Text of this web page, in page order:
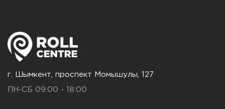
г. Шымкент, проспект Момышулы, 127
ПН-СБ 09:00 - 18:00